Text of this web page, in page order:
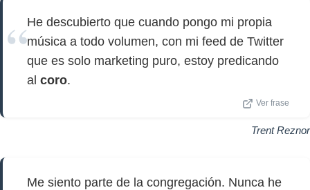
He descubierto que cuando pongo mi propia
música a todo volumen, con mi feed de Twitter
que es solo marketing puro, estoy predicando
al coro.
Ver frase
Trent Reznor
Me siento parte de la congregación. Nunca he